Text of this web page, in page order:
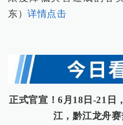
东）详情点击
正式官宣！6月18日-21日
江，黔江龙舟赛